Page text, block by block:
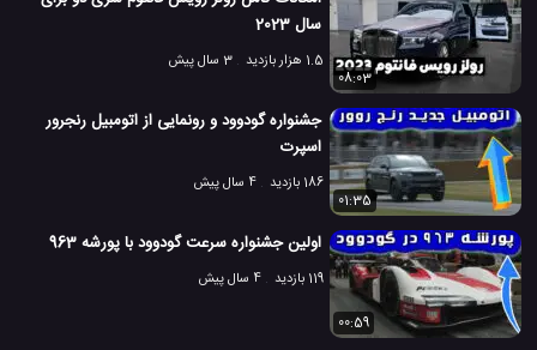
سال 2023
1.5 هزار بازدید
3 سال پیش
08:03
جشنواره گودوود و رونمایی از اتومبیل رنجرور
اسپرت
186 بازدید
4 سال پیش
01:35
اولین جشنواره سرعت گودوود با پورشه 963
119 بازدید 4 سال پیش
00:59